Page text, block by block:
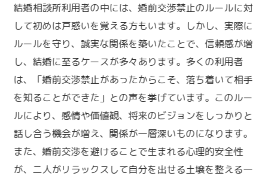
結婚相談所利用者の中には、婚前交渉禁止のルールに対
して初めは戸惑いを覚える方もいます。しかし、実際に
ルールを守り、誠実な関係を築いたことで、信頼感が増
し、結婚に至るケースが多々あります。多くの利用者
は、「婚前交渉禁止があったからこそ、落ち着いて相手
を知ることができた」との声を挙げています。このルー
ルにより、感情や価値観、将来のビジョンをしっかりと
話し合う機会が増え、関係が一層深いものになります。
また、婚前交渉を避けることで生まれる心理的安全性
が、二人がリラックスして自分を出せる土壌を整える一